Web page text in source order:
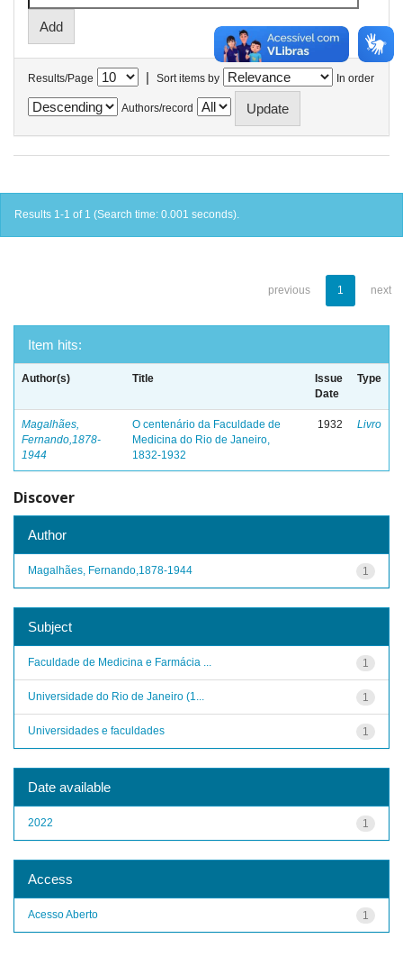
Results/Page | Sort items by In order
Authors/record
Results 1-1 of 1 (Search time: 0.001 seconds).
previous 1 next
Item hits:
Author(s) Title
Issue
Date
Type
Magalhães,
Fernando,1878-
1944
O centenário da Faculdade de
Medicina do Rio de Janeiro,
1832-1932
1932 Livro
Discover
Author
1
Magalhães, Fernando,1878-1944
Subject
1
Faculdade de Medicina e Farmácia ...
1
Universidade do Rio de Janeiro (1...
1
Universidades e faculdades
Date available
1
2022
Access
1
Acesso Aberto